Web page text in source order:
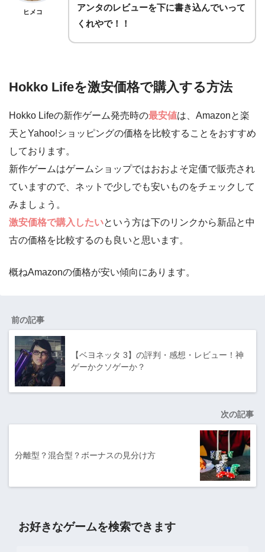
ヒメコ
アンタのレビューを下に書き込んでいって
くれやで！！
Hokko Lifeを激安価格で購入する方法
Hokko Lifeの新作ゲーム発売時の最安値は、Amazonと楽
天とYahoo!ショッピングの価格を比較することをおすすめ
しております。
新作ゲームはゲームショップではおおよそ定価で販売され
ていますので、ネットで少しでも安いものをチェックして
みましょう。
激安価格で購入したいという方は下のリンクから新品と中
古の価格を比較するのも良いと思います。
概ねAmazonの価格が安い傾向にあります。
前の記事
【ベヨネッタ 3】の評判・感想・レビュー！神
ゲーかクソゲーか？
次の記事
分離型？混合型？ボーナスの見分け方
お好きなゲームを検索できます